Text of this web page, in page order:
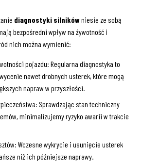
diagnostyki silnikówniesie ze sobą
bezpośredni wpływ na żywotność i
nich można wymienić:
pojazdu: Regularna diagnostyka to
nawet drobnych usterek, które mogą
napraw w przyszłości.
Sprawdzając stan techniczny
minimalizujemy ryzyko awarii w trakcie
Wczesne wykrycie i usunięcie usterek
niż ich późniejsze naprawy.